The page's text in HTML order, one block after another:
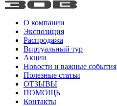
О компании
Экспозиция
Распродажа
Виртуальный тур
Акции
Новости и важные события
Полезные статьи
ОТЗЫВЫ
ПОМОЩЬ
Контакты